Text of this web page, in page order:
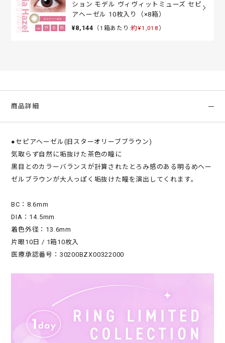
ション モデル ヴィヴィットミューズ セピ
アヘーゼル 10枚入り（×8箱）
¥8,144 （1箱あたり:約¥1,018 ）
商品詳細
●セピアヘーゼル(旧スターオリーブブラウン)
気取らず自然に垢抜けた茶色の瞳に
黒目とのカラーバランスが計算されたとろみ感のある明るめヘー
ゼルブラウンが大人っぽく垢抜けた瞳を演出してくれます。
BC：8.6mm
DIA：14.5mm
着色外径：13.6mm
片眼10日 / 1箱10枚入
医療承認番号：30200BZX00322000